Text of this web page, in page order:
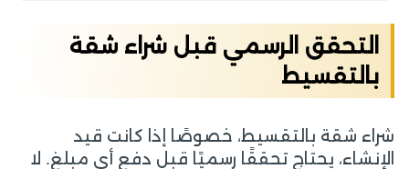
التحقق الرسمي قبل شراء شقة
بالتقسيط
شراء شقة بالتقسيط، خصوصًا إذا كانت قيد
الإنشاء، يحتاج تحققًا رسميًا قبل دفع أي مبلغ. لا